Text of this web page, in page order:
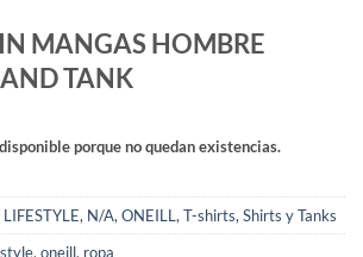
MANGAS HOMBRE
TANK
porque no quedan existencias.
LIFESTYLE, N/A, ONEILL , T-shirts, Shirts y Tanks
, oneill, ropa